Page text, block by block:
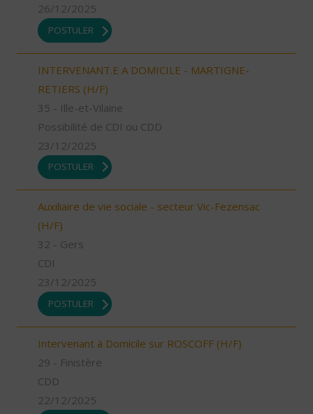
26/12/2025
POSTULER
INTERVENANT.E A DOMICILE - MARTIGNE-
RETIERS (H/F)
35 - Ille-et-Vilaine
Possibilité de CDI ou CDD
23/12/2025
POSTULER
Auxiliaire de vie sociale - secteur Vic-Fezensac
(H/F)
32 - Gers
CDI
23/12/2025
POSTULER
Intervenant à Domicile sur ROSCOFF (H/F)
29 - Finistère
CDD
22/12/2025